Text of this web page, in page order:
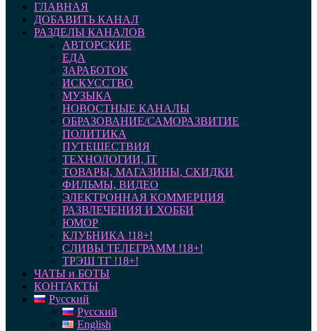
ГЛАВНАЯ
ДОБАВИТЬ КАНАЛ
РАЗДЕЛЫ КАНАЛОВ
АВТОРСКИЕ
ЕДА
ЗАРАБОТОК
ИСКУССТВО
МУЗЫКА
НОВОСТНЫЕ КАНАЛЫ
ОБРАЗОВАНИЕ/САМОРАЗВИТИЕ
ПОЛИТИКА
ПУТЕШЕСТВИЯ
ТЕХНОЛОГИИ, IT
ТОВАРЫ, МАГАЗИНЫ, СКИДКИ
ФИЛЬМЫ, ВИДЕО
ЭЛЕКТРОННАЯ КОММЕРЦИЯ
РАЗВЛЕЧЕНИЯ И ХОББИ
ЮМОР
КЛУБНИКА !18+!
СЛИВЫ ТЕЛЕГРАММ !18+!
ТРЭШ ТГ !18+!
ЧАТЫ и БОТЫ
КОНТАКТЫ
Русский
Русский
English